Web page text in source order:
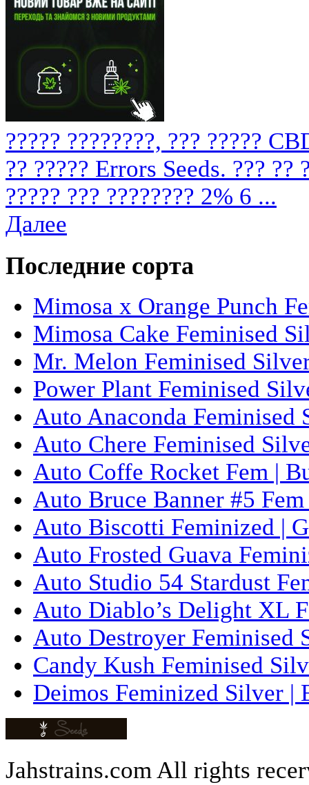
????? ????????, ??? ?????
?? ????? Errors Seeds. ??? ??
????? ??? ???????? 2% 6 ...
Далее
Последние сорта
Mimosa x Orange Punch
Mimosa Cake Feminised
Mr. Melon Feminised
Power Plant Feminised
Auto Anaconda Feminised
Auto Chere Feminised
Auto Coffe Rocket Fem |
Auto Bruce Banner #5
Auto Biscotti Feminized |
Auto Frosted Guava
Auto Studio 54 Stardust
Auto Diablo’s Delight XL
Auto Destroyer Feminised
Candy Kush Feminised
Deimos Feminized Silver |
Jahstrains.comAll rights